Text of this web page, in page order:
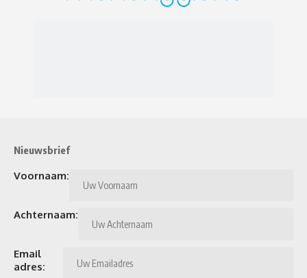
Nieuwsbrief
Voornaam:
Achternaam:
Email
adres: